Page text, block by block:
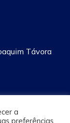
Távora
a
preferências